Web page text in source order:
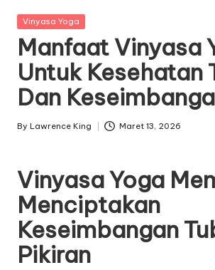
Posted
Vinyasa Yoga
Manfaat Vinyasa
Untuk Kesehatan
Dan
Posted
By Lawrence King Maret 13, 2026
Vinyasa Yoga
Menciptakan
Keseimbangan
Pikiran